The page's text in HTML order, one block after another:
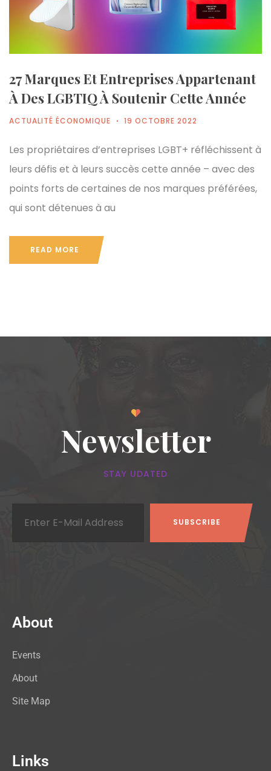
27 Marques Et Entreprises Appartenant
À Des LGBTIQ À Soutenir Cette Année
ACTUALITÉ ÉCONOMIQUE 19 OCTOBRE 2022
Les propriétaires d’entreprises LGBT+ réfléchissent à
leurs défis et à leurs succès cette année – avec des
points forts de certaines de nos marques préférées,
qui sont détenues à au
READ MORE
Newsletter
STAY UDATED
About
Events
About
Site Map
Links